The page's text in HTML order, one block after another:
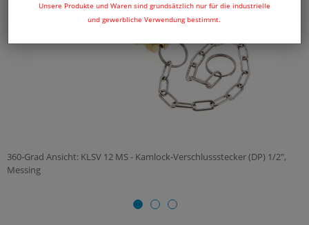
Unsere Produkte und Waren sind grundsätzlich nur für die industrielle
und gewerbliche Verwendung bestimmt.
360-Grad Ansicht: KLSV 12 MS - Kamlock-Verschlussstecker (DP) 1/2",
Messing